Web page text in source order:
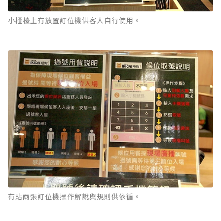
小櫃檯上有放置訂位機供客人自行使用。
有貼兩張訂位機操作解說與規則供依循。